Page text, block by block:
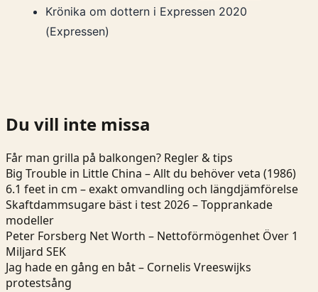
Krönika om dottern i Expressen 2020
(Expressen)
Du vill inte missa
Får man grilla på balkongen? Regler & tips
Big Trouble in Little China – Allt du behöver veta (1986)
6.1 feet in cm – exakt omvandling och längdjämförelse
Skaftdammsugare bäst i test 2026 – Topprankade
modeller
Peter Forsberg Net Worth – Nettoförmögenhet Över 1
Miljard SEK
Jag hade en gång en båt – Cornelis Vreeswijks
protestsång